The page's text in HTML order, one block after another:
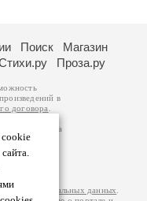
Поиск
Магазин
Проза.ру
в
договора
авторам
возможна
за
на
персональных данных